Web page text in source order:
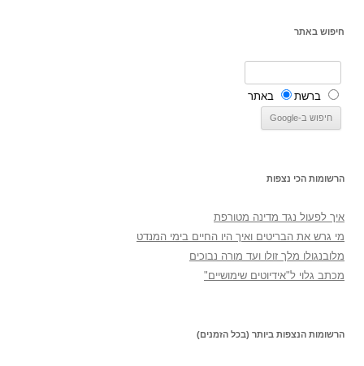
חיפוש באתר
ברשת באתר
הרשומות הכי נצפות
איך לפעול נגד מדינה מטורפת
מי גרש את הבריטים ואיך היו החיים בימי המנדט
מלובנגולו מלך זולו ועד מורה נבוכים
מכתב גלוי ל"אידיוטים שימושיים"
הרשומות הנצפות ביותר (בכל הזמנים)